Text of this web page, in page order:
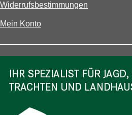
Widerrufsbestimmungen
Mein Konto